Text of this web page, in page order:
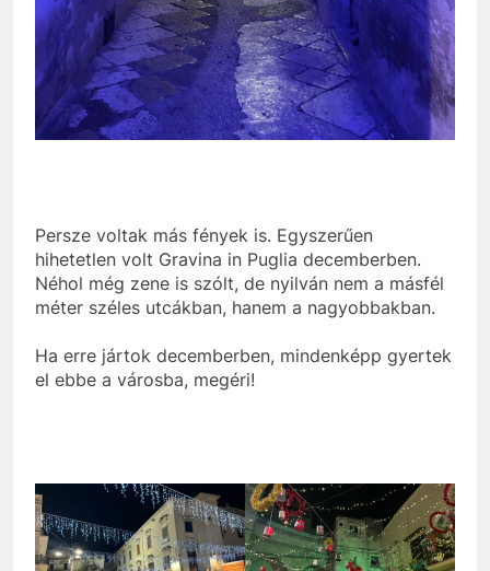
Persze voltak más fények is. Egyszerűen
hihetetlen volt Gravina in Puglia decemberben.
Néhol még zene is szólt, de nyilván nem a másfél
méter széles utcákban, hanem a nagyobbakban.
Ha erre jártok decemberben, mindenképp gyertek
el ebbe a városba, megéri!